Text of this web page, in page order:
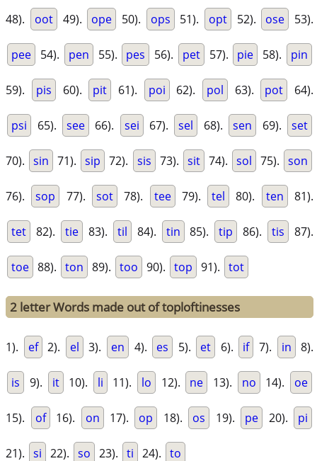
48). oot 49). ope 50). ops 51). opt 52). ose 53).
pee 54). pen 55). pes 56). pet 57). pie 58). pin
59). pis 60). pit 61). poi 62). pol 63). pot 64).
psi 65). see 66). sei 67). sel 68). sen 69). set
70). sin 71). sip 72). sis 73). sit 74). sol 75). son
76). sop 77). sot 78). tee 79). tel 80). ten 81).
tet 82). tie 83). til 84). tin 85). tip 86). tis 87).
toe 88). ton 89). too 90). top 91). tot
2 letter Words made out of toploftinesses
1). ef 2). el 3). en 4). es 5). et 6). if 7). in 8).
is 9). it 10). li 11). lo 12). ne 13). no 14). oe
15). of 16). on 17). op 18). os 19). pe 20). pi
21). si 22). so 23). ti 24). to